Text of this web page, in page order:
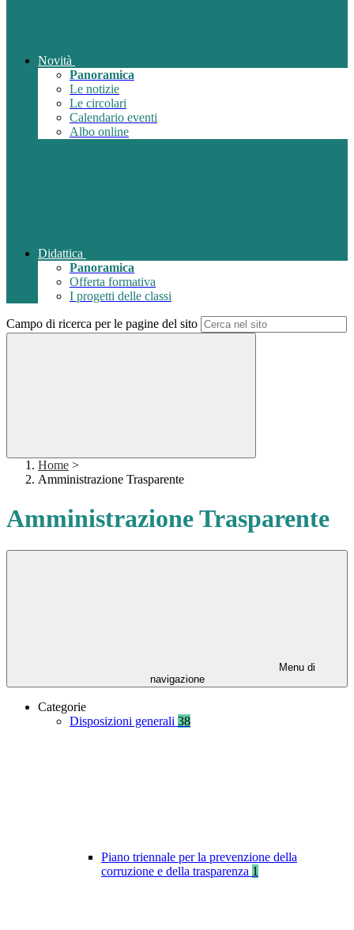
Novità
Panoramica
Le notizie
Le circolari
Calendario eventi
Albo online
Didattica
Panoramica
Offerta formativa
I progetti delle classi
Campo di ricerca per le pagine del sito
Home >
Amministrazione Trasparente
Amministrazione Trasparente
Menu di
navigazione
Categorie
Disposizioni generali 38
Piano triennale per la prevenzione della
corruzione e della trasparenza 1